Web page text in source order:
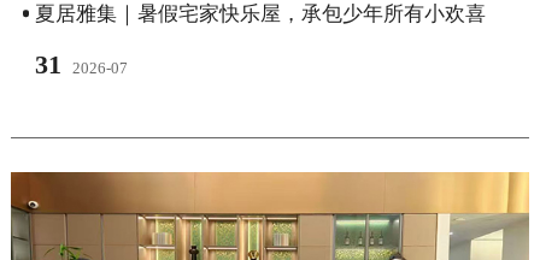
夏居雅集｜暑假宅家快乐屋，承包少年所有小欢喜
31 2026-07